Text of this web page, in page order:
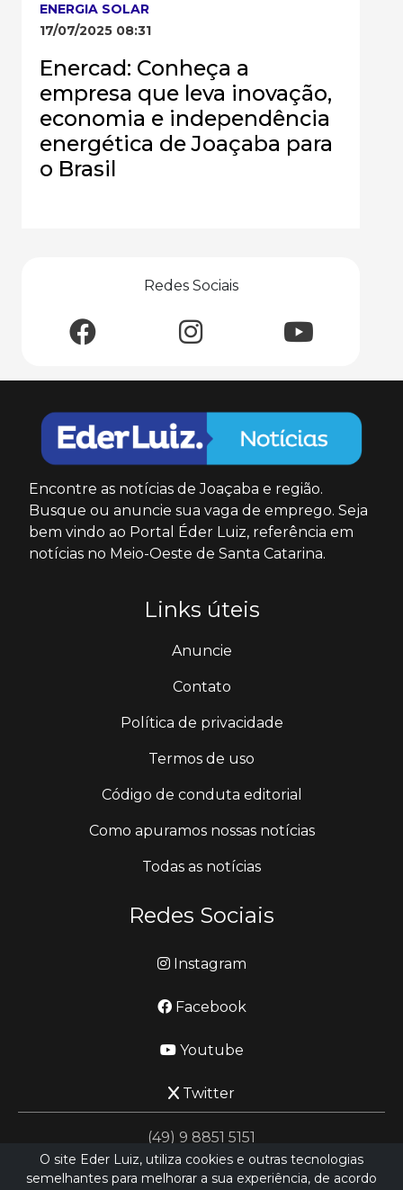
ENERGIA SOLAR
17/07/2025 08:31
Enercad: Conheça a
empresa que leva inovação,
economia e independência
energética de Joaçaba para
o Brasil
Redes Sociais
Encontre as notícias de Joaçaba e região.
Busque ou anuncie sua vaga de emprego. Seja
bem vindo ao Portal Éder Luiz, referência em
notícias no Meio-Oeste de Santa Catarina.
Links úteis
Anuncie
Contato
Política de privacidade
Termos de uso
Código de conduta editorial
Como apuramos nossas notícias
Todas as notícias
Redes Sociais
Instagram
Facebook
Youtube
Twitter
(49) 9 8851 5151
O site Eder Luiz, utiliza cookies e outras tecnologias
semelhantes para melhorar a sua experiência, de acordo